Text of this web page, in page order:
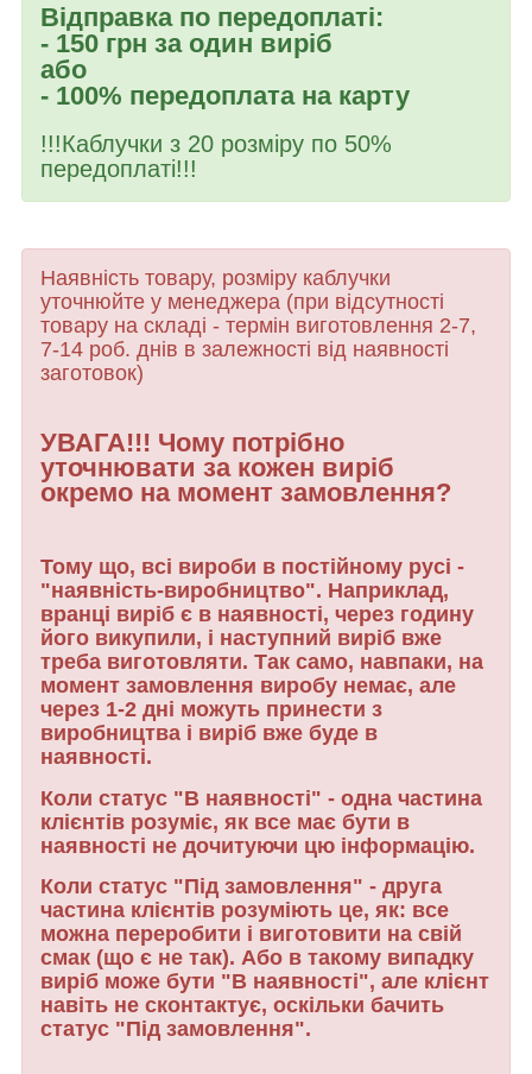
Відправка по передоплаті:
- 150 грн за один виріб
або
- 100% передоплата на карту
!!!Каблучки з 20 розміру по 50%
передоплаті!!!
Наявність товару, розміру каблучки
уточнюйте у менеджера (при відсутності
товару на складі - термін виготовлення 2-7,
7-14 роб. днів в залежності від наявності
заготовок)
УВАГА!!! Чому потрібно
уточнювати за кожен виріб
окремо на момент замовлення?
Тому що, всі вироби в постійному русі -
"наявність-виробництво". Наприклад,
вранці виріб є в наявності, через годину
його викупили, і наступний виріб вже
треба виготовляти. Так само, навпаки, на
момент замовлення виробу немає, але
через 1-2 дні можуть принести з
виробництва і виріб вже буде в
наявності.
Коли статус "В наявності" - одна частина
клієнтів розуміє, як все має бути в
наявності не дочитуючи цю інформацію.
Коли статус "Під замовлення" - друга
частина клієнтів розуміють це, як: все
можна переробити і виготовити на свій
смак (що є не так). Або в такому випадку
виріб може бути "В наявності", але клієнт
навіть не сконтактує, оскільки бачить
статус "Під замовлення".